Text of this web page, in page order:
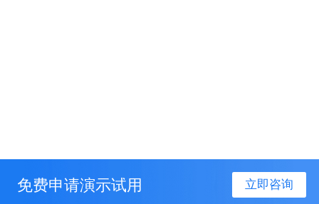
免费申请演示试用 立即咨询